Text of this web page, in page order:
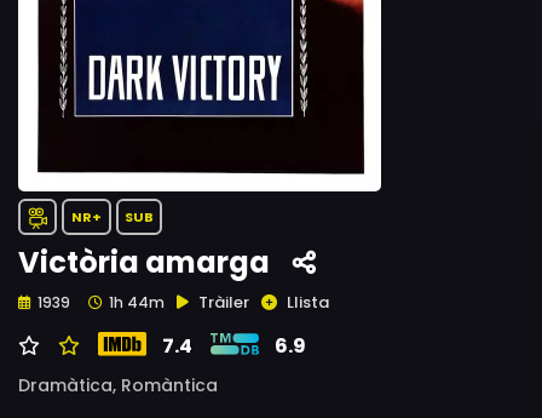
NR+ SUB
Victòria amarga
1939 1h 44m Tràiler Llista
7.4 6.9
Dramàtica, Romàntica